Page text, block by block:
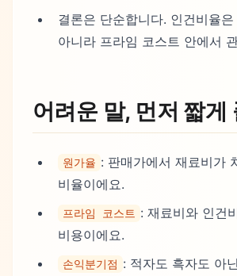
결론은 단순합니다. 인건비율
아니라 프라임 코스트 안에서
어려운 말, 먼저 짧게
원가율 : 판매가에서 재료비가
비율이에요.
프라임 코스트 : 재료비와 인건
비용이에요.
손익분기점 : 적자도 흑자도 아